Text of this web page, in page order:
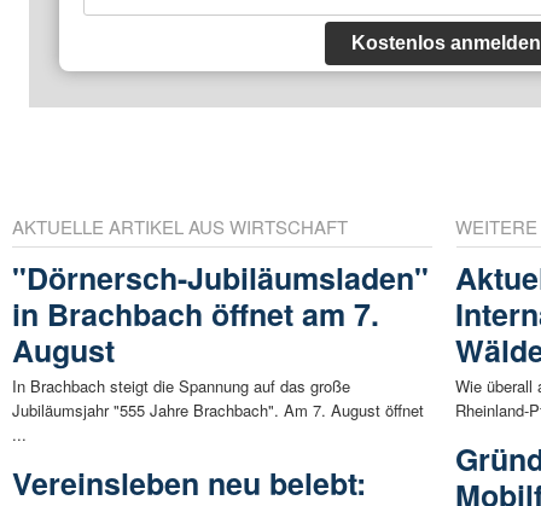
Kostenlos anmelden
AKTUELLE ARTIKEL AUS WIRTSCHAFT
"Dörnersch-Jubiläumsladen"
in Brachbach öffnet am 7.
August
In Brachbach steigt die Spannung auf das große
Jubiläumsjahr "555 Jahre Brachbach". Am 7. August öffnet
...
Vereinsleben neu belebt:
Wie überall
Rheinland-